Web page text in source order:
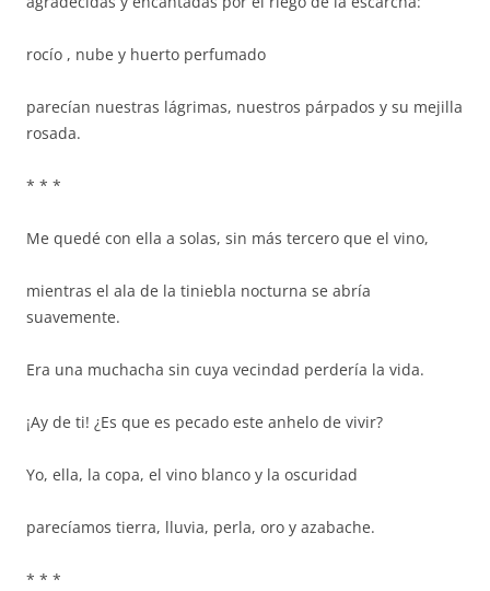
rocío , nube y huerto perfumado
parecían nuestras lágrimas, nuestros párpados y su mejilla
rosada.
* * *
Me quedé con ella a solas, sin más tercero que el vino,
mientras el ala de la tiniebla nocturna se abría
suavemente.
Era una muchacha sin cuya vecindad perdería la vida.
¡Ay de ti! ¿Es que es pecado este anhelo de vivir?
Yo, ella, la copa, el vino blanco y la oscuridad
parecíamos tierra, lluvia, perla, oro y azabache.
* * *